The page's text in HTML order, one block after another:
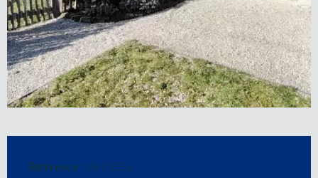
Référence IV-13555